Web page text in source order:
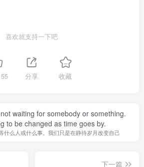
喜欢就支持一下吧
55 分享 收藏
waiting for somebody or something.
to be changed as time goes by.
什么人或什么事。我们只是在静待岁月改变自己
下一篇